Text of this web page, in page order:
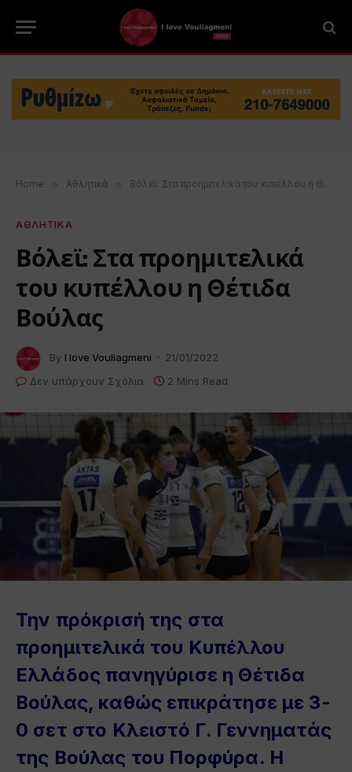
Home » Αθλητικά » Βόλεϊ: Στα προημιτελικά του κυπέλλου η Θέτιδα Βούλας
ΑΘΛΗΤΙΚΑ
Βόλεϊ: Στα προημιτελικά
του κυπέλλου η Θέτιδα
Βούλας
By I love Vouliagmeni
21/01/2022
Δεν υπάρχουν Σχόλια
2 Mins Read
Την πρόκρισή της στα
προημιτελικά του Κυπέλλου
Ελλάδος πανηγύρισε η Θέτιδα
Βούλας, καθώς επικράτησε με 3-
0 σετ στο Κλειστό Γ. Γεννηματάς
της Βούλας του Πορφύρα. Η